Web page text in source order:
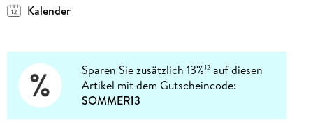
Kalender
Sparen Sie zusätzlich 13%12 auf diesen
Artikel mit dem Gutscheincode:
SOMMER13